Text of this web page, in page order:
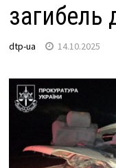
загибель
dtp-ua 14.10.2025